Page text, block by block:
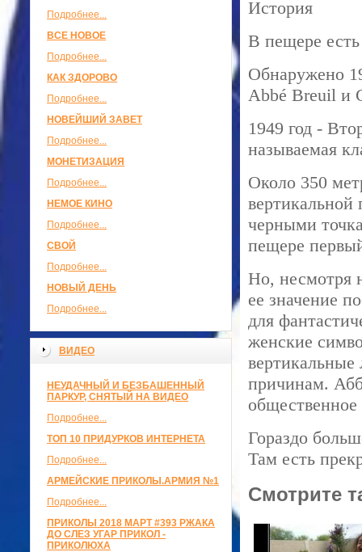
Подробнее...
ВСЕ НОВОЕ
Подробнее...
КАК ЗДОРОВО
Подробнее...
НОВЕЙШИЙ ЗАВЕТ
Подробнее...
МОНЕТИЗАЦИЯ
Подробнее...
НЕМОЕ КИНО
Подробнее...
СВОЙ
Подробнее...
НОВЫЙ ДЕНЬ
Подробнее...
ВИДЕО
НЕУДАЧНЫЙ И БЕЗБАШЕННЫЙ
ПАРКУР, СНЯТЫЙ НА ВИДЕО
Подробнее...
ТОП 10 ПРИДУРКОВ ИНТЕРНЕТА
Подробнее...
АРМЕЙСКИЕ ПРИКОЛЫ.АРМИЯ №1
Подробнее...
ПРИКОЛЫ 2018 МАРТ #393 РЖАКА
ДО СЛЕЗ УГАР ПРИКОЛ -
ПРИКОЛЮХА
История
В пещере
Обнаружено
Abbé Breuil и
1949 год -
называемая
Около 350
черными
пещере
Но, несмотря
ее значение
для
женские
причинам.
Гораздо
Там есть
Смотрите